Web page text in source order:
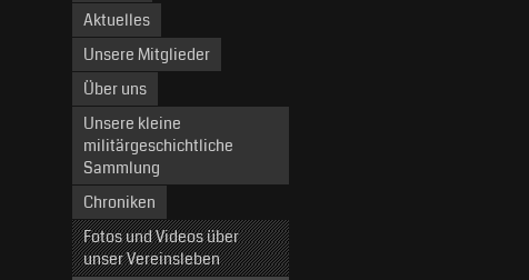
Aktuelles
Unsere Mitglieder
Über uns
Unsere kleine
militärgeschichtliche
Sammlung
Chroniken
Fotos und Videos über
unser Vereinsleben